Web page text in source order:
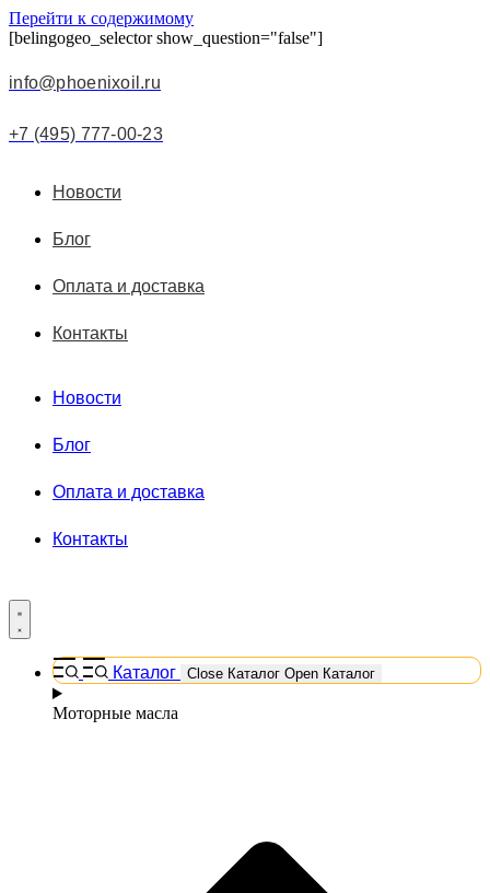
Перейти к содержимому
[belingogeo_selector show_question="false"]
info@phoenixoil.ru
+7 (495) 777-00-23
Новости
Блог
Оплата и доставка
Контакты
Новости
Блог
Оплата и доставка
Контакты
Каталог Close Каталог Open Каталог
Моторные масла